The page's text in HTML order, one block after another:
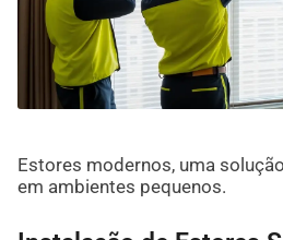
Estores modernos, uma
em ambientes pequenos.